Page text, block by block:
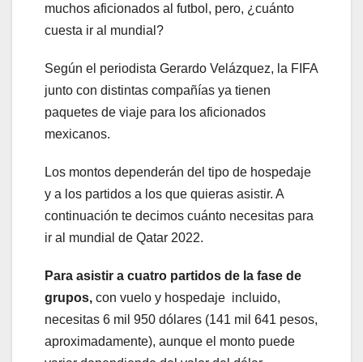
muchos aficionados al futbol, pero, ¿cuánto
cuesta ir al mundial?
Según el periodista Gerardo Velázquez, la FIFA
junto con distintas compañías ya tienen
paquetes de viaje para los aficionados
mexicanos.
Los montos dependerán del tipo de hospedaje
y a los partidos a los que quieras asistir. A
continuación te decimos cuánto necesitas para
ir al mundial de Qatar 2022.
Para asistir a cuatro partidos de la fase de
grupos, con vuelo y hospedaje incluido,
necesitas 6 mil 950 dólares (141 mil 641 pesos,
aproximadamente), aunque el monto puede